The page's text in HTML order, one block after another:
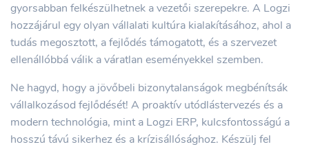
gyorsabban felkészülhetnek a vezetői szerepekre. A Logzi
hozzájárul egy olyan vállalati kultúra kialakításához, ahol a
tudás megosztott, a fejlődés támogatott, és a szervezet
ellenállóbbá válik a váratlan eseményekkel szemben.
Ne hagyd, hogy a jövőbeli bizonytalanságok megbénítsák
vállalkozásod fejlődését! A proaktív utódlástervezés és a
modern technológia, mint a Logzi ERP, kulcsfontosságú a
hosszú távú sikerhez és a krízisállósághoz. Készülj fel